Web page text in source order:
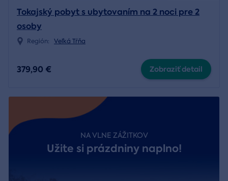
Tokajský pobyt s ubytovaním na 2 noci pre 2
osoby
Región: Veľká Tŕňa
379,90 € Zobraziť detail
NA VLNE ZÁŽITKOV
Užite si prázdniny naplno!